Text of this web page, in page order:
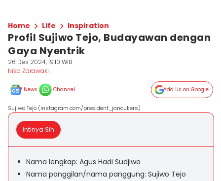
Home Life Inspiration
Profil Sujiwo Tejo, Budayawan dengan
Gaya Nyentrik
26 Des 2024, 19:10 WIB
Nisa Zarawaki
News Channel Add Us on Google
Sujiwo Tejo (instagram.com/president_jancukers)
Intinya Sih
Nama lengkap: Agus Hadi Sudjiwo
Nama panggilan/nama panggung: Sujiwo Tejo